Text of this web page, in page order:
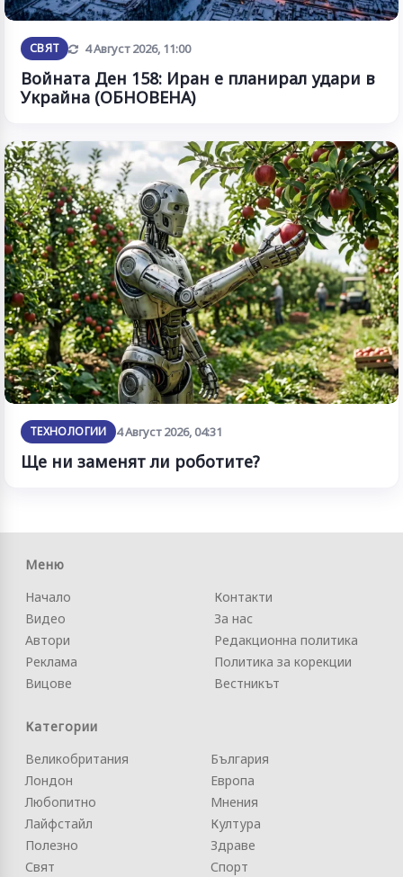
СВЯТ Обновена
4 Август 2026, 11:00
Войната Ден 158: Иран е планирал удари в
Украйна (ОБНОВЕНА)
ТЕХНОЛОГИИ 4 Август 2026, 04:31
Ще ни заменят ли роботите?
Меню
Начало
Видео
Автори
Реклама
Вицове
Контакти
За нас
Редакционна политика
Политика за корекции
Вестникът
Категории
Великобритания
Лондон
Любопитно
Лайфстайл
Полезно
Свят
България
Европа
Мнения
Култура
Здраве
Спорт